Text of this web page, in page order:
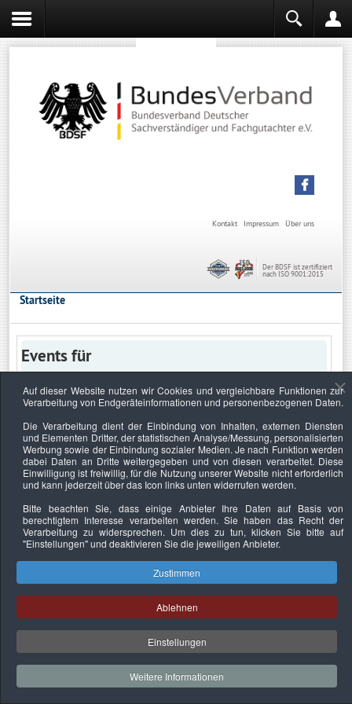
Über uns
Impressum
Kontakt
Der BDSF ist zertifiziert
nach ISO 9001:2015
Startseite
Events für
Keine Termine
Datenschutzerklärung Urheberrechtsnachweise Nachhaltigkeit
Copyright © 2026. Bundesverband Deutscher
Sachverständiger und Fachgutachter e.V..
Auf dieser Website nutzen wir Cookies und vergleichbare Funktionen zur
Verarbeitung von Endgeräteinformationen und personenbezogenen Daten.
Die Verarbeitung dient der Einbindung von Inhalten, externen Diensten
und Elementen Dritter, der statistischen Analyse/Messung, personalisierten
Werbung sowie der Einbindung sozialer Medien. Je nach Funktion werden
dabei Daten an Dritte weitergegeben und von diesen verarbeitet. Diese
Einwilligung ist freiwillig, für die Nutzung unserer Website nicht erforderlich
und kann jederzeit über das Icon links unten widerrufen werden.
Bitte beachten Sie, dass einige Anbieter Ihre Daten auf Basis von
berechtigtem Interesse verarbeiten werden. Sie haben das Recht der
Verarbeitung zu widersprechen. Um dies zu tun, klicken Sie bitte auf
"Einstellungen"und deaktivieren Sie die jeweiligen Anbieter.
Zustimmen
Ablehnen
Einstellungen
Weitere Informationen